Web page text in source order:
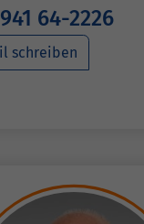
64-2226
schreiben